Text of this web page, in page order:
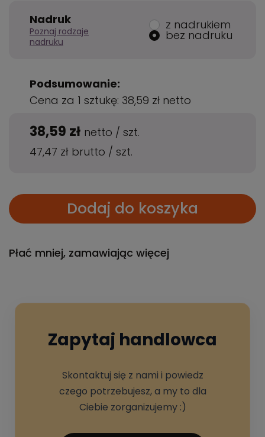
Nadruk
Poznaj rodzaje
nadruku
z nadrukiem
bez nadruku
Podsumowanie:
Cena za 1 sztukę: 38,59 zł netto
38,59 zł netto / szt.
47,47 zł brutto / szt.
Dodaj do koszyka
Płać mniej, zamawiając więcej
Zapytaj handlowca
Skontaktuj się z nami i powiedz
czego potrzebujesz, a my to dla
Ciebie zorganizujemy :)